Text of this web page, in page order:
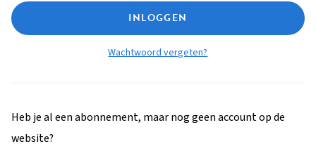
INLOGGEN
Wachtwoord vergeten?
Heb je al een abonnement, maar nog geen account op de
website?